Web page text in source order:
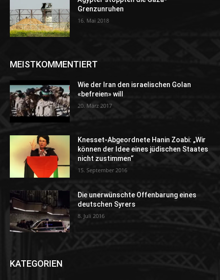
Grenzunruhen
16. Mai 2018
MEISTKOMMENTIERT
Wie der Iran den israelischen Golan
«befreien» will
20. März 2017
Knesset-Abgeordnete Hanin Zoabi: „Wir
können der Idee eines jüdischen Staates
nicht zustimmen“
15. September 2016
Die unerwünschte Offenbarung eines
deutschen Syrers
8. Juli 2016
KATEGORIEN